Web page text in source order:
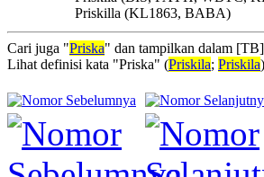
Priskilla (KL1863, BABA)
Cari juga "Priska" dan tampilkan dalam
Lihat definisi kata "Priska" (Priskila; Priskila